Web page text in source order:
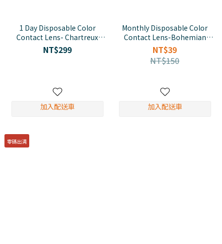
1 Day Disposable Color
Contact Lens- Chartreux
Gray
NT$299
加入配送車
Monthly Disposable Color
Contact Lens-Bohemian
Beige
NT$39
NT$150
加入配送車
零碼出清